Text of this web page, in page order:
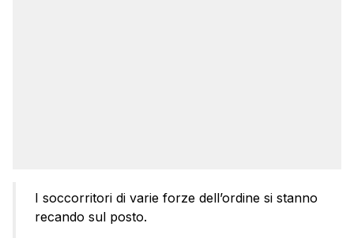
I soccorritori di varie forze dell’ordine si stanno
recando sul posto.